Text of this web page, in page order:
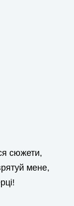
сюжети,
мене,